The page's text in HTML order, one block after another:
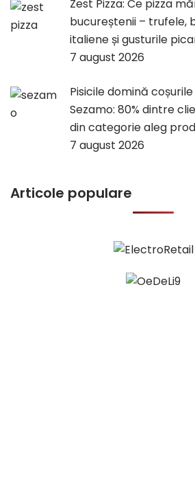
Zest Pizza: Ce pizza
bucureștenii – trufele,
italiene și gusturile
7 august 2026
Pisicile domină
Sezamo: 80% dintre
din categorie aleg
7 august 2026
Articole populare